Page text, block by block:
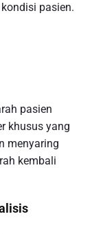
pasien.
pasien
khusus yang
menyaring
kembali